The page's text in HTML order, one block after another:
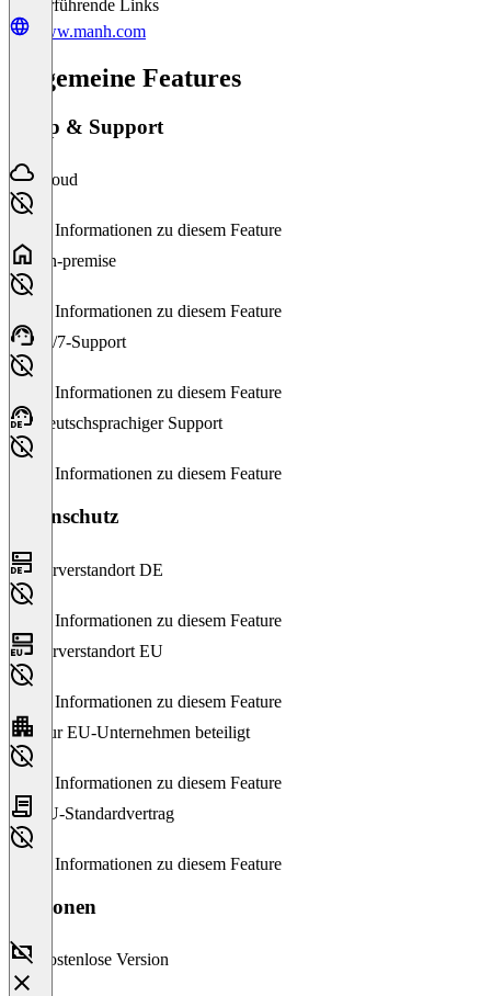
Weiterführende Links
www.manh.com
Allgemeine Features
Setup & Support
Cloud
Keine Informationen zu diesem Feature
On-premise
Keine Informationen zu diesem Feature
24/7-Support
Keine Informationen zu diesem Feature
Deutschsprachiger Support
Keine Informationen zu diesem Feature
Datenschutz
Serverstandort DE
Keine Informationen zu diesem Feature
Serverstandort EU
Keine Informationen zu diesem Feature
Nur EU-Unternehmen beteiligt
Keine Informationen zu diesem Feature
EU-Standardvertrag
Keine Informationen zu diesem Feature
Versionen
Kostenlose Version